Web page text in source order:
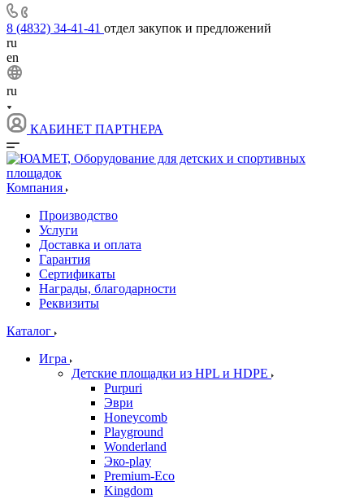
8 (4832) 34-41-41 отдел закупок и предложений
ru
en
ru
КАБИНЕТ ПАРТНЕРА
Компания
Производство
Услуги
Доставка и оплата
Гарантия
Сертификаты
Награды, благодарности
Реквизиты
Каталог
Игра
Детские площадки из HPL и HDPE
Purpuri
Эври
Honeycomb
Playground
Wonderland
Эко-play
Premium-Eco
Kingdom